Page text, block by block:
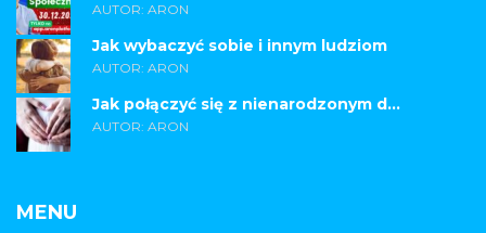
AUTOR: ARON
Jak wybaczyć sobie i innym ludziom
AUTOR: ARON
Jak połączyć się z nienarodzonym d...
AUTOR: ARON
MENU